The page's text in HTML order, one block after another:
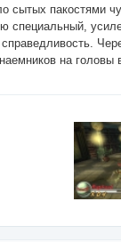
сытых пакостями
специальный,
на головы